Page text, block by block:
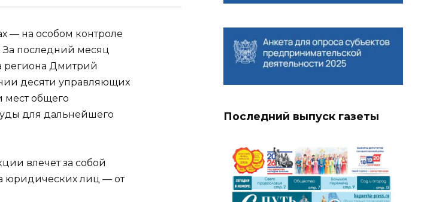
— на особом контроле
За последний месяц
региона Дмитрий
десяти управляющих
общего
для дальнейшего
влечет за собой
юридических лиц — от
Последний выпуск газеты